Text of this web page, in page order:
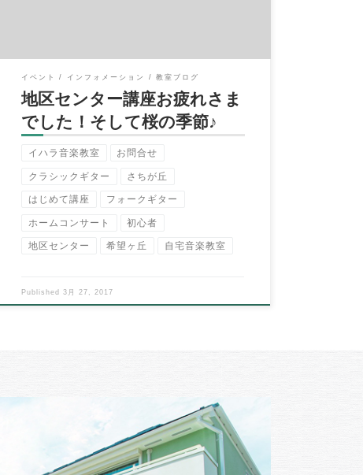
イベント インフォメーション 教室ブログ
地区センター講座お疲れさま
でした！そして桜の季節♪
イハラ音楽教室 お問合せ
クラシックギター さちが丘
はじめて講座 フォークギター
ホームコンサート 初心者
地区センター 希望ヶ丘 自宅音楽教室
Published3月 27, 2017